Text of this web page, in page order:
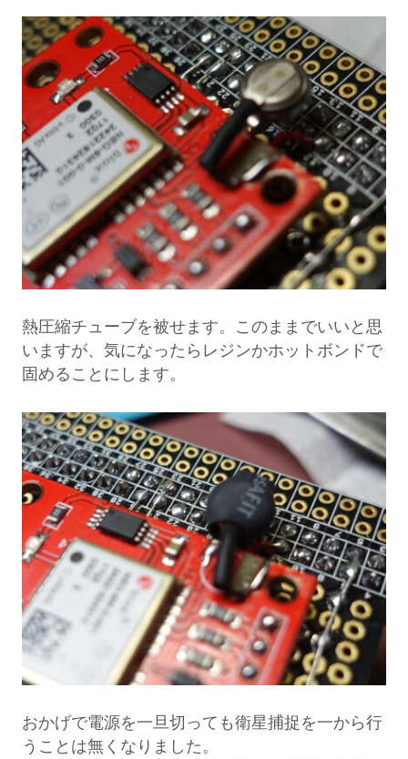
熱圧縮チューブを被せます。このままでいいと思
いますが、気になったらレジンかホットボンドで
固めることにします。
おかげで電源を一旦切っても衛星捕捉を一から行
うことは無くなりました。